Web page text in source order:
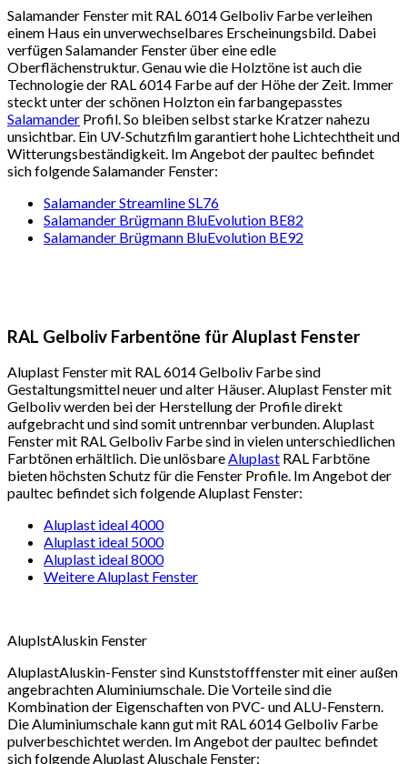
Salamander Fenster mit RAL 6014 Gelboliv Farbe verleihen
einem Haus ein unverwechselbares Erscheinungsbild. Dabei
verfügen Salamander Fenster über eine edle
Oberflächenstruktur. Genau wie die Holztöne ist auch die
Technologie der RAL 6014 Farbe auf der Höhe der Zeit. Immer
steckt unter der schönen Holzton ein farbangepasstes
Salamander Profil. So bleiben selbst starke Kratzer nahezu
unsichtbar. Ein UV-Schutzfilm garantiert hohe Lichtechtheit und
Witterungsbeständigkeit. Im Angebot der paultec befindet
sich folgende Salamander Fenster:
Salamander Streamline SL76
Salamander Brügmann BluEvolution BE82
Salamander Brügmann BluEvolution BE92
RAL Gelboliv Farbentöne für Aluplast Fenster
Aluplast Fenster mit RAL 6014 Gelboliv Farbe sind
Gestaltungsmittel neuer und alter Häuser. Aluplast Fenster mit
Gelboliv werden bei der Herstellung der Profile direkt
aufgebracht und sind somit untrennbar verbunden. Aluplast
Fenster mit RAL Gelboliv Farbe sind in vielen unterschiedlichen
Farbtönen erhältlich. Die unlösbareAluplast RAL Farbtöne
bieten höchsten Schutz für die Fenster Profile. Im Angebot der
paultec befindet sich folgende Aluplast Fenster:
Aluplast ideal 4000
Aluplast ideal 5000
Aluplast ideal 8000
Weitere Aluplast Fenster
AluplstAluskin Fenster
AluplastAluskin-Fenster sind Kunststofffenster mit einer außen
angebrachten Aluminiumschale. Die Vorteile sind die
Kombination der Eigenschaften von PVC- und ALU-Fenstern.
Die Aluminiumschale kann gut mit RAL 6014 Gelboliv Farbe
pulverbeschichtet werden. Im Angebot der paultec befindet
sich folgende Aluplast Aluschale Fenster: